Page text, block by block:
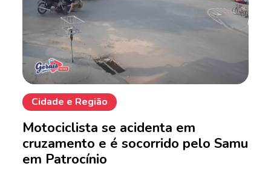
Cidade e Região
Motociclista se acidenta em
cruzamento e é socorrido pelo Samu
em Patrocínio